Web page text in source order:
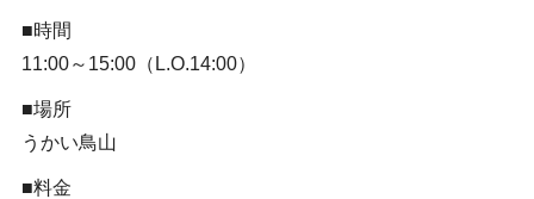
■時間
11:00～15:00（L.O.14:00）
■場所
うかい鳥山
■料金